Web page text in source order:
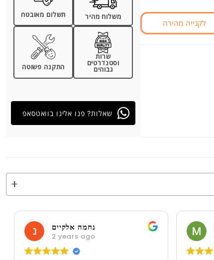
לקנייה מהירה
משלוח מהיר תשלום מאובטח
שרות
וסטנדרטים
גבוהים
התקנה פשוטה
שאלות? פנו אלינו בוואטסאפ
נחמה אלקיים
2 years ago